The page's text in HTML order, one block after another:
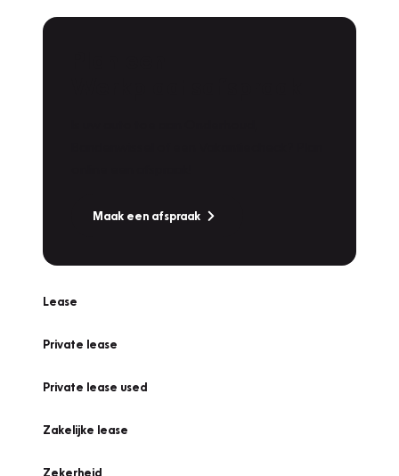
Maak een afspraak
Lease
Private lease
Private lease used
Zakelijke lease
Zekerheid